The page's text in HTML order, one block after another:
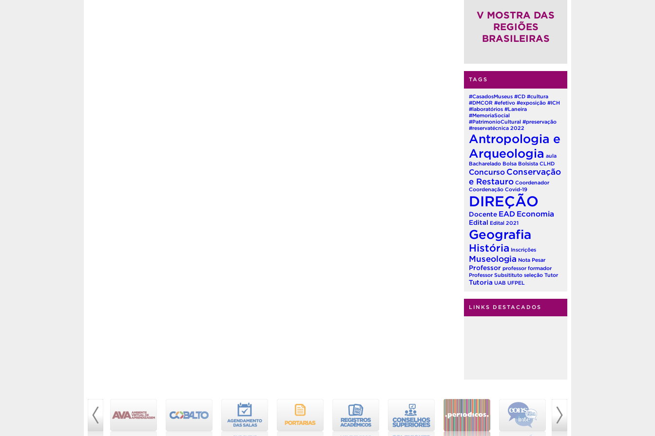
V MOSTRA DAS
REGIÕES
BRASILEIRAS
TAGS
#CasadosMuseus #CD #cultura
#DMCOR #efetivo #exposição #ICH
#laboratórios #Laneira
#MemoriaSocial
#PatrimonioCultural #preservação
#reservatécnica 2022
Antropologia e
Arqueologia aula
Bacharelado Bolsa Bolsista CLHD
Concurso Conservação
e Restauro Coordenador
Coordenação Covid-19
DIREÇÃO
Docente EAD Economia
Edital Edital 2021
Geografia
História Inscrições
Museologia Nota Pesar
Professor professor formador
Professor Subsitituto seleção Tutor
Tutoria UAB UFPEL
LINKS DESTACADOS